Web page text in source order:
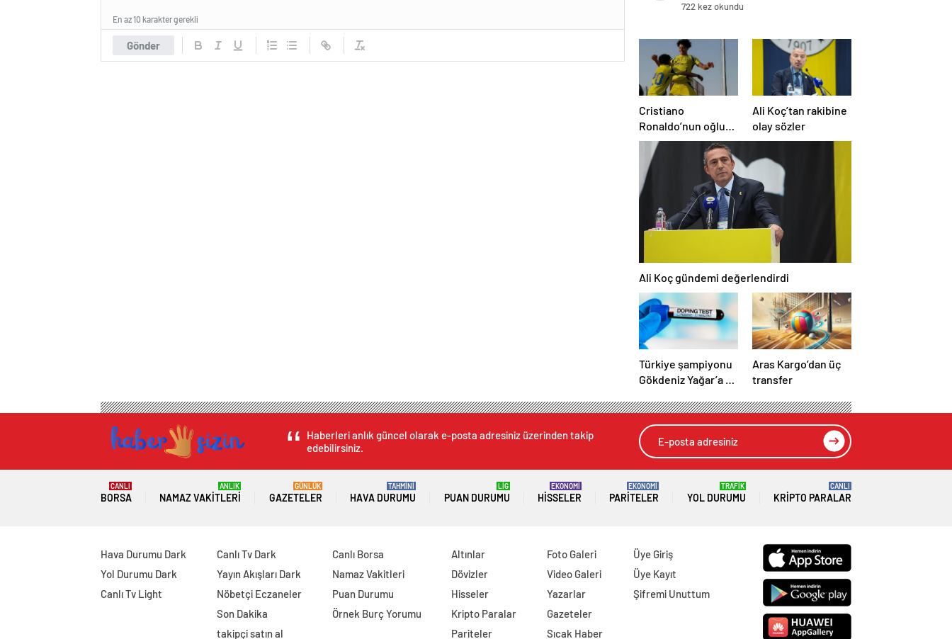
Gönder
En az 10 karakter gerekli
722 kez okundu
Cristiano
Ronaldo’nun oğluna
milla davet
Ali Koç’tan rakibine
olay sözler
Ali Koç gündemi değerlendirdi
Türkiye şampiyonu
Gökdeniz Yağar’a 3
Aras Kargo’dan üç
transfer
Haberleri anlık güncel olarak e-posta adresiniz üzerinden takip
edebilirsiniz.
BORSA
CANLI
NAMAZ VAKITLERI
ANLIK
GAZETELER
GÜNLÜK
HAVA DURUMU
TAHMİNİ
PUAN DURUMU
LİG
HISSELER
EKONOMİ
PARITELER
EKONOMİ
YOL DURUMU
TRAFİK
KRIPTO PARALAR
CANLI
Hava Durumu Dark
Yol Durumu Dark
Canlı Tv Light
Canlı Tv Dark
Yayın Akışları Dark
Nöbetçi Eczaneler
Son Dakika
takipçi satın al
Canlı Borsa
Namaz Vakitleri
Puan Durumu
Örnek Burç Yorumu
Altınlar
Dövizler
Hisseler
Kripto Paralar
Pariteler
Foto Galeri
Video Galeri
Yazarlar
Gazeteler
Sıcak Haber
Üye Giriş
Üye Kayıt
Şifremi Unuttum